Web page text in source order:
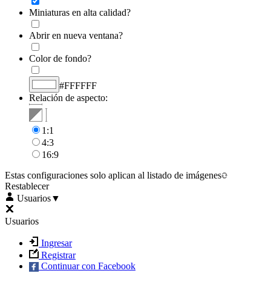
Miniaturas en alta calidad?
Abrir en nueva ventana?
Color de fondo?
#FFFFFF
Relación de aspecto:
1:1
4:3
16:9
Estas configuraciones solo aplican al listado de imágenes
Restablecer
Usuarios▼
Usuarios
Ingresar
Registrar
Continuar con Facebook